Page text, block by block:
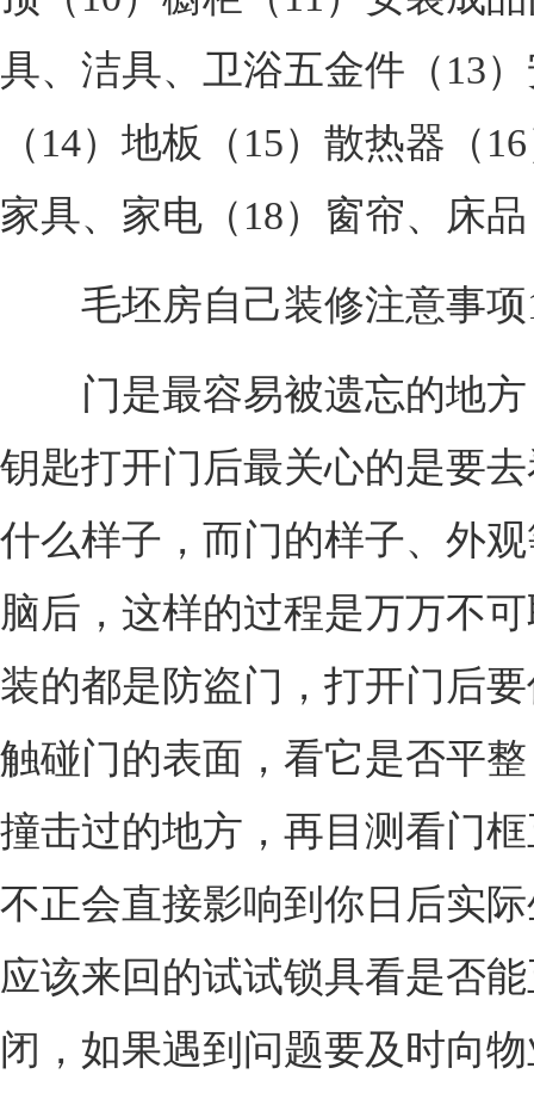
具、洁具、卫浴五金件（13
（14）地板（15）散热器（
家具、家电（18）窗帘、床品
毛坯房自己装修注意事项
门是最容易被遗忘的地方
钥匙打开门后最关心的是要
什么样子，而门的样子、外
脑后，这样的过程是万万不
装的都是防盗门，打开门后
触碰门的表面，看它是否平
撞击过的地方，再目测看门
不正会直接影响到你日后实
应该来回的试试锁具看是否
闭，如果遇到问题要及时向